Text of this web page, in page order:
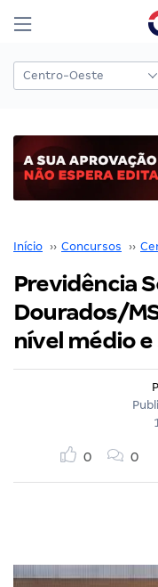
Início ›› Concursos ››
Previdência
Dourados/
nível médio
0 0